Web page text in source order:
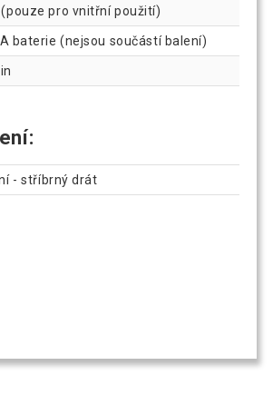
(pouze pro vnitřní použití)
baterie (nejsou součástí balení)
- stříbrný drát